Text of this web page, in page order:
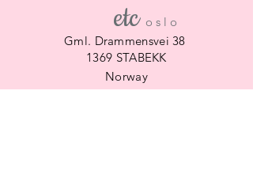
etc o s l o
Gml. Drammensvei 38
1369 STABEKK
Norway